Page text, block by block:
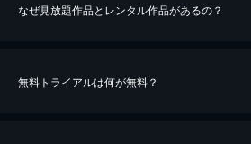
なぜ見放題作品とレンタル作品があるの？
無料トライアルは何が無料？